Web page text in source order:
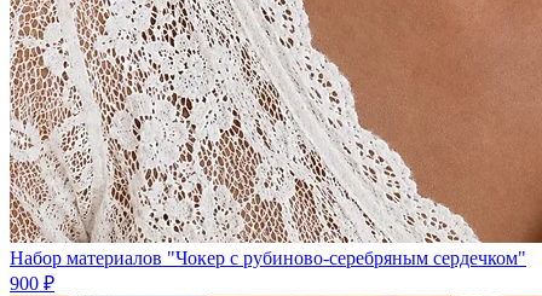
Набор материалов "Чокер с рубиново-серебряным сердечком"
900 ₽